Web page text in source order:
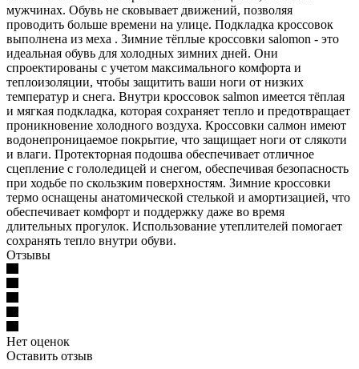
мужчинах. Обувь не сковывает движений, позволяя
проводить больше времени на улице. Подкладка кроссовок
выполнена из меха . Зимние тёплые кроссовки salomon - это
идеальная обувь для холодных зимних дней. Они
спроектированы с учетом максимального комфорта и
теплоизоляции, чтобы защитить ваши ноги от низких
температур и снега. Внутри кроссовок salmon имеется тёплая
и мягкая подкладка, которая сохраняет тепло и предотвращает
проникновение холодного воздуха. Кроссовки салмон имеют
водонепроницаемое покрытие, что защищает ноги от слякоти
и влаги. Протекторная подошва обеспечивает отличное
сцепление с гололедицей и снегом, обеспечивая безопасность
при ходьбе по скользким поверхностям. Зимние кроссовки
термо оснащены анатомической стелькой и амортизацией, что
обеспечивает комфорт и поддержку даже во время
длительных прогулок. Использование утеплителей помогает
сохранять тепло внутри обуви.
Отзывы
Нет оценок
Оставить отзыв